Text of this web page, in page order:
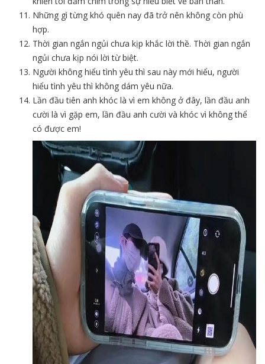
Những gì từng khó quên nay đã trở nên không còn phù
hợp.
Thời gian ngắn ngủi chưa kịp khắc lời thề. Thời gian ngắn
ngủi chưa kịp nói lời từ biệt.
Người không hiểu tình yêu thì sau này mới hiểu, người
hiểu tình yêu thì không dám yêu nữa.
Lần đầu tiên anh khóc là vì em không ở đây, lần đầu anh
cười là vì gặp em, lần đầu anh cười và khóc vì không thể
có được em!